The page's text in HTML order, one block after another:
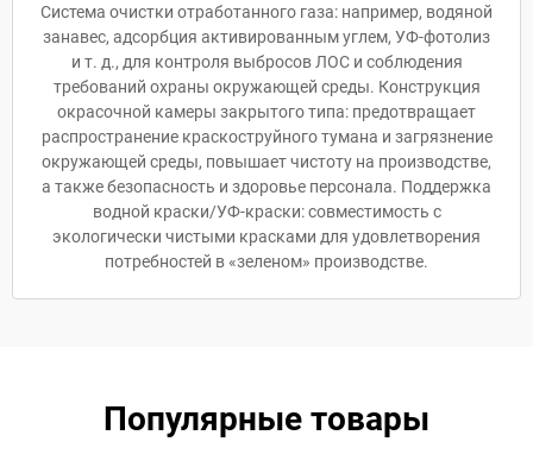
Система очистки отработанного газа: например, водяной
занавес, адсорбция активированным углем, УФ-фотолиз
и т. д., для контроля выбросов ЛОС и соблюдения
требований охраны окружающей среды. Конструкция
окрасочной камеры закрытого типа: предотвращает
распространение краскоструйного тумана и загрязнение
окружающей среды, повышает чистоту на производстве,
а также безопасность и здоровье персонала. Поддержка
водной краски/УФ-краски: совместимость с
экологически чистыми красками для удовлетворения
потребностей в «зеленом» производстве.
Популярные товары